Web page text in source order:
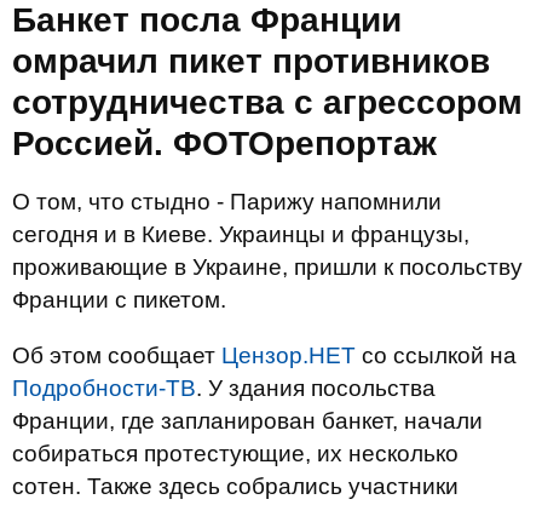
Банкет посла Франции
омрачил пикет противников
сотрудничества с агрессором
Россией. ФОТОрепортаж
О том, что стыдно - Парижу напомнили
сегодня и в Киеве. Украинцы и французы,
проживающие в Украине, пришли к посольству
Франции с пикетом.
Об этом сообщает Цензор.НЕТ со ссылкой на
Подробности-ТВ. У здания посольства
Франции, где запланирован банкет, начали
собираться протестующие, их несколько
сотен. Также здесь собрались участники